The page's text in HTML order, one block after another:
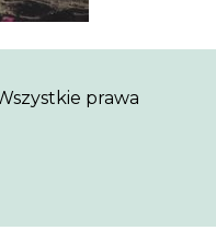
prawa